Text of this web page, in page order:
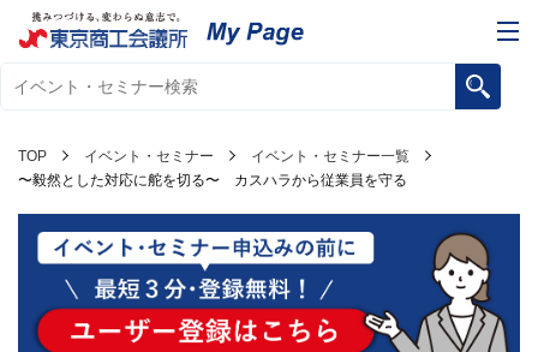
TOP イベント・セミナー
イベント・セミナー一覧
〜毅然とした対応に舵を切る〜 カスハラから従業員を守る